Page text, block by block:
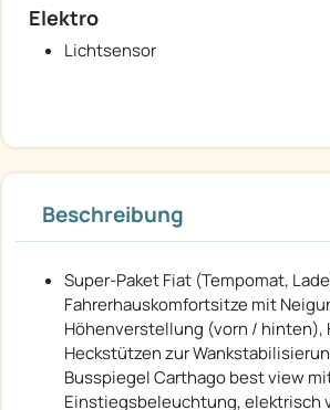
Elektro
Lichtsensor
Beschreibung
Super-Paket Fiat (Tempomat,
Fahrerhauskomfortsitze mit
Höhenverstellung (vorn / hinten),
Heckstützen zur
Busspiegel Carthago best view
Einstiegsbeleuchtung, elektrisch